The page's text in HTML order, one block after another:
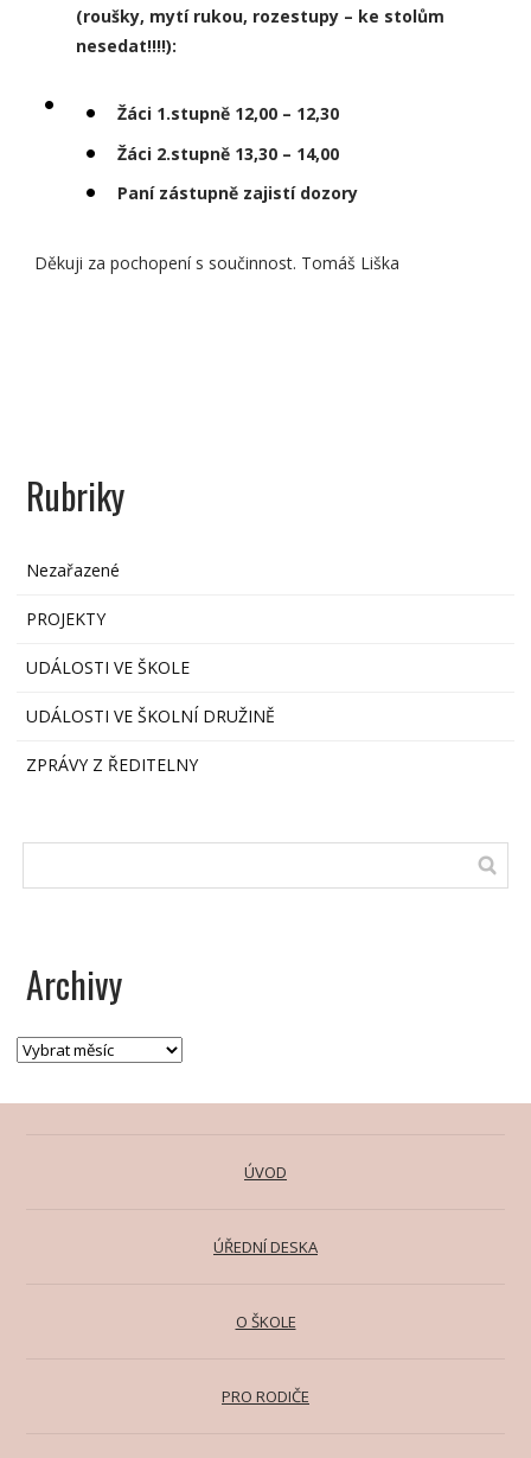
(roušky, mytí rukou, rozestupy – ke stolům
nesedat!!!!):
Žáci 1.stupně 12,00 – 12,30
Žáci 2.stupně 13,30 – 14,00
Paní zástupně zajistí dozory
Děkuji za pochopení s součinnost. ​Tomáš Liška
Rubriky
Nezařazené
PROJEKTY
UDÁLOSTI VE ŠKOLE
UDÁLOSTI VE ŠKOLNÍ DRUŽINĚ
ZPRÁVY Z ŘEDITELNY
Archivy
ÚVOD
ÚŘEDNÍ DESKA
O ŠKOLE
PRO RODIČE